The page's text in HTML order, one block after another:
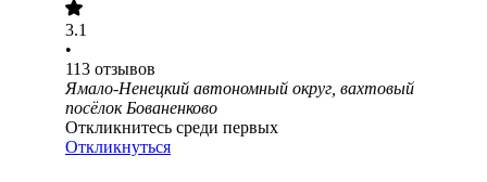
3.1
•
113 отзывов
Ямало-Ненецкий автономный округ, вахтовый
посёлок Бованенково
Откликнитесь среди первых
Откликнуться